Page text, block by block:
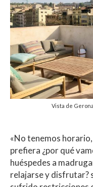
Vista de
«No tenemos
prefiera ¿por qué
huéspedes a
relajarse y disfrutar?